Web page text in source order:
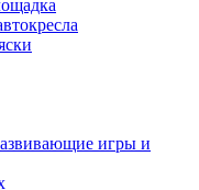
игры и